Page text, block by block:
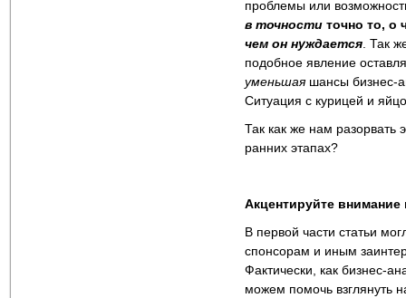
проблемы или
в точности точно то, о
чем он нуждается . Так
подобное явление
уменьшаяшансы бизнес-
Ситуация с курицей и
Так как же нам разорвать
ранних этапах?
Акцентируйте внимание
В первой части статьи
спонсорам и иным
Фактически, как бизнес-
можем помочь взглянуть